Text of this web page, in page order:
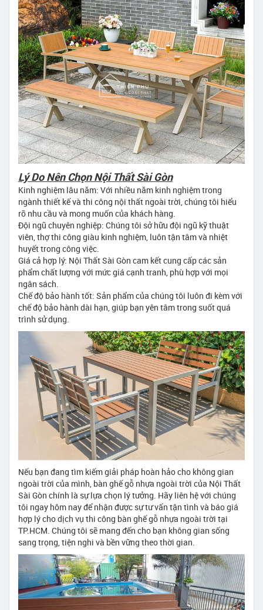
Lý Do Nên Chọn Nội Thất Sài Gòn
Kinh nghiệm lâu năm: Với nhiều năm kinh nghiệm trong
ngành thiết kế và thi công nội thất ngoài trời, chúng tôi hiểu
rõ nhu cầu và mong muốn của khách hàng.
Đội ngũ chuyên nghiệp: Chúng tôi sở hữu đội ngũ kỹ thuật
viên, thợ thi công giàu kinh nghiệm, luôn tận tâm và nhiệt
huyết trong công việc.
Giá cả hợp lý: Nội Thất Sài Gòn cam kết cung cấp các sản
phẩm chất lượng với mức giá cạnh tranh, phù hợp với mọi
ngân sách.
Chế độ bảo hành tốt: Sản phẩm của chúng tôi luôn đi kèm với
chế độ bảo hành dài hạn, giúp bạn yên tâm trong suốt quá
trình sử dụng.
Nếu bạn đang tìm kiếm giải pháp hoàn hảo cho không gian
ngoài trời của mình, bàn ghế gỗ nhựa ngoài trời của Nội Thất
Sài Gòn chính là sự lựa chọn lý tưởng. Hãy liên hệ với chúng
tôi ngay hôm nay để nhận được sự tư vấn tận tình và báo giá
hợp lý cho dịch vụ thi công bàn ghế gỗ nhựa ngoài trời tại
TP.HCM. Chúng tôi sẽ mang đến cho bạn không gian sống
sang trọng, tiện nghi và bền vững theo thời gian.